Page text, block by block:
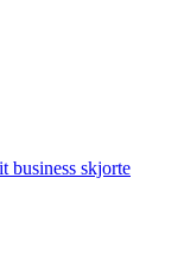
business skjorte